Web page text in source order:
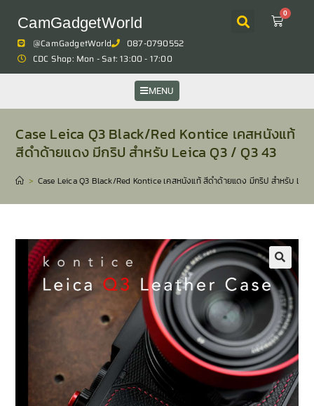
CamGadgetWorld
0
@CamGadgetWorld
087-0790552
CDC Shop: Mon - Sat: 13:00 - 17:00
MENU
Case Leica Q3 Black/Red Kontice เคสหนังแท้
สีดำด้ายแดง มีกริป สำหรับ Leica Q3 / Q3 43
> Case Leica Q3 Black/Red Kontice เคสหนังแท้ สีดำด้ายแดง มีกริป สำหรับ
🔍